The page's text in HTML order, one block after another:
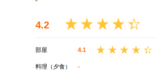
4.2
部屋 4.1
料理（夕食） -